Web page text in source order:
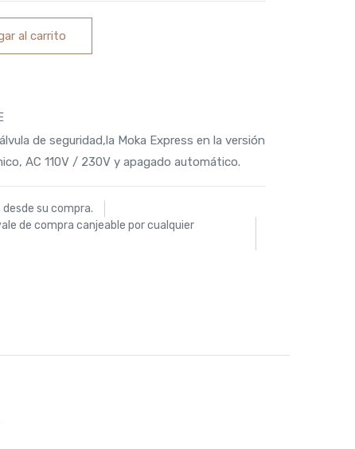
al carrito
de seguridad,la Moka Express en la versión
AC 110V / 230V y apagado automático.
su compra.
de compra canjeable por cualquier